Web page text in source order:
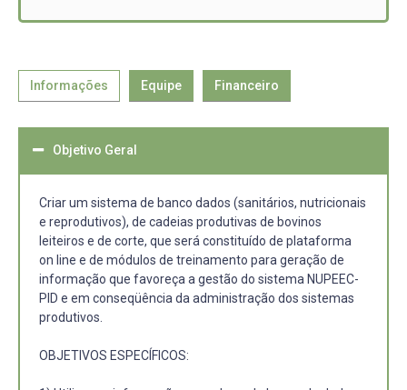
Informações Equipe Financeiro
Objetivo Geral
Criar um sistema de banco dados (sanitários, nutricionais
e reprodutivos), de cadeias produtivas de bovinos
leiteiros e de corte, que será constituído de plataforma
on line e de módulos de treinamento para geração de
informação que favoreça a gestão do sistema NUPEEC-
PID e em conseqüência da administração dos sistemas
produtivos.
OBJETIVOS ESPECÍFICOS: